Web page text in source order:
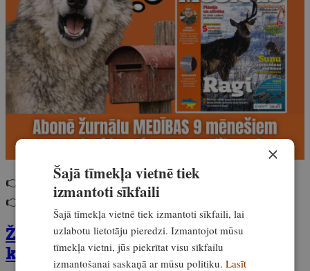
👉 Abonē 9 mēnešiembez pielikumiem
👉 Abonē e-izdevumu 9 mēnešiem
Žurnāla Medības marta numurs ir
klāt! Iegādājies to šeit
×
Šajā tīmekļa vietnē tiek
izmantoti sīkfaili
Šajā tīmekļa vietnē tiek izmantoti sīkfaili, lai
uzlabotu lietotāju pieredzi. Izmantojot mūsu
tīmekļa vietni, jūs piekrītat visu sīkfailu
izmantošanai saskaņā ar mūsu politiku.Lasīt